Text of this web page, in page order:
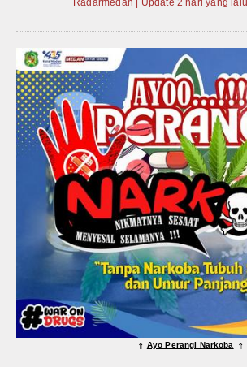
Radarmedan | Update 2 hari yang lalu
⇑ Ayo Perangi Narkoba ⇑